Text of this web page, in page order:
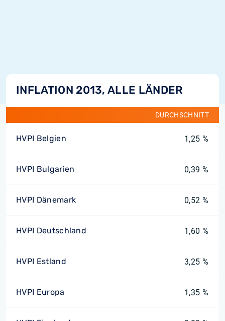
INFLATION 2013, ALLE LÄNDER
DURCHSCHNITT
HVPI Belgien 1,25 %
HVPI Bulgarien 0,39 %
HVPI Dänemark 0,52 %
HVPI Deutschland 1,60 %
HVPI Estland 3,25 %
HVPI Europa 1,35 %